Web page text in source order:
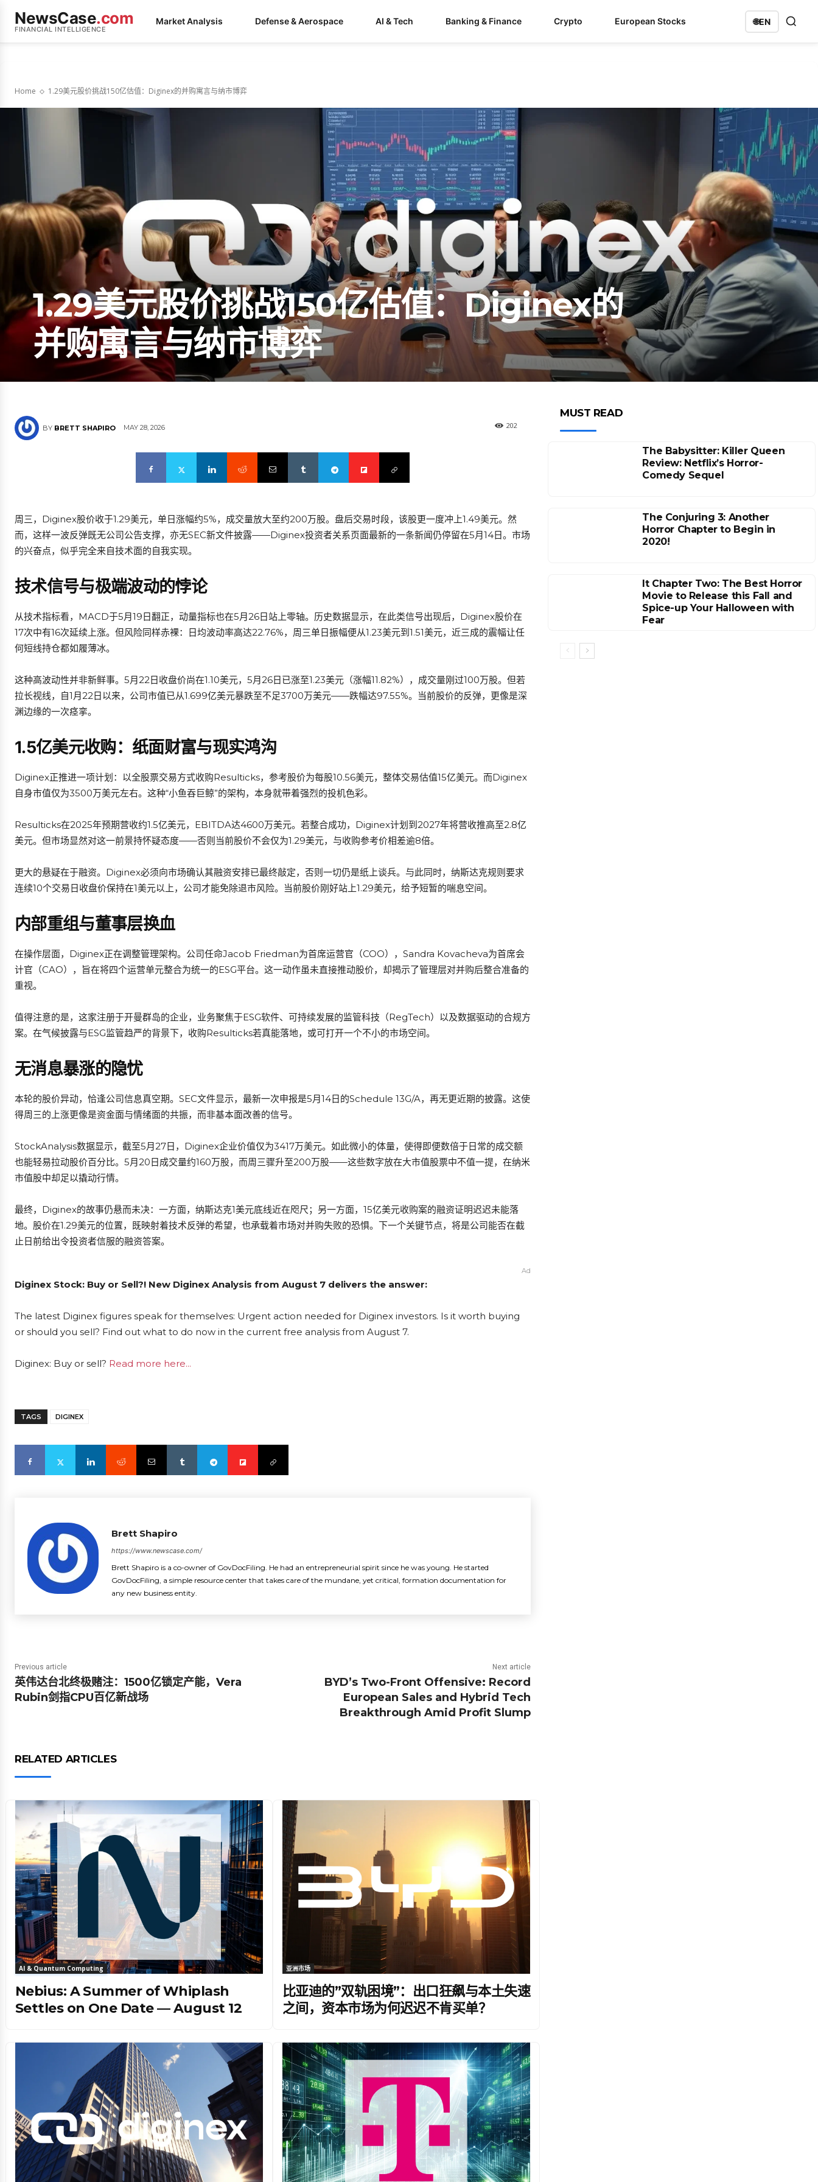
NewsCase.com
FINANCIAL INTELLIGENCE
Market Analysis Defense & Aerospace AI & Tech Banking & Finance Crypto European Stocks 🌐EN
Home 1.29美元股价挑战150亿估值：Diginex的并购寓言与纳市博弈
1.29美元股价挑战150亿估值：Diginex的
并购寓言与纳市博弈
BY BRETT SHAPIRO MAY 28, 2026 202
周三，Diginex股价收于1.29美元，单日涨幅约5%，成交量放大至约200万股。盘后交易时段，该股更一度冲上1.49美元。然
而，这样一波反弹既无公司公告支撑，亦无SEC新文件披露——Diginex投资者关系页面最新的一条新闻仍停留在5月14日。市场
的兴奋点，似乎完全来自技术面的自我实现。
技术信号与极端波动的悖论
从技术指标看，MACD于5月19日翻正，动量指标也在5月26日站上零轴。历史数据显示，在此类信号出现后，Diginex股价在
17次中有16次延续上涨。但风险同样赤裸：日均波动率高达22.76%，周三单日振幅便从1.23美元到1.51美元，近三成的震幅让任
何短线持仓都如履薄冰。
这种高波动性并非新鲜事。5月22日收盘价尚在1.10美元，5月26日已涨至1.23美元（涨幅11.82%），成交量刚过100万股。但若
拉长视线，自1月22日以来，公司市值已从1.699亿美元暴跌至不足3700万美元——跌幅达97.55%。当前股价的反弹，更像是深
渊边缘的一次痉挛。
1.5亿美元收购：纸面财富与现实鸿沟
Diginex正推进一项计划：以全股票交易方式收购Resulticks，参考股价为每股10.56美元，整体交易估值15亿美元。而Diginex
自身市值仅为3500万美元左右。这种“小鱼吞巨鲸”的架构，本身就带着强烈的投机色彩。
Resulticks在2025年预期营收约1.5亿美元，EBITDA达4600万美元。若整合成功，Diginex计划到2027年将营收推高至2.8亿
美元。但市场显然对这一前景持怀疑态度——否则当前股价不会仅为1.29美元，与收购参考价相差逾8倍。
更大的悬疑在于融资。Diginex必须向市场确认其融资安排已最终敲定，否则一切仍是纸上谈兵。与此同时，纳斯达克规则要求
连续10个交易日收盘价保持在1美元以上，公司才能免除退市风险。当前股价刚好站上1.29美元，给予短暂的喘息空间。
内部重组与董事层换血
在操作层面，Diginex正在调整管理架构。公司任命Jacob Friedman为首席运营官（COO），Sandra Kovacheva为首席会
计官（CAO），旨在将四个运营单元整合为统一的ESG平台。这一动作虽未直接推动股价，却揭示了管理层对并购后整合准备的
重视。
值得注意的是，这家注册于开曼群岛的企业，业务聚焦于ESG软件、可持续发展的监管科技（RegTech）以及数据驱动的合规方
案。在气候披露与ESG监管趋严的背景下，收购Resulticks若真能落地，或可打开一个不小的市场空间。
无消息暴涨的隐忧
本轮的股价异动，恰逢公司信息真空期。SEC文件显示，最新一次申报是5月14日的Schedule 13G/A，再无更近期的披露。这使
得周三的上涨更像是资金面与情绪面的共振，而非基本面改善的信号。
StockAnalysis数据显示，截至5月27日，Diginex企业价值仅为3417万美元。如此微小的体量，使得即便数倍于日常的成交额
也能轻易拉动股价百分比。5月20日成交量约160万股，而周三骤升至200万股——这些数字放在大市值股票中不值一提，在纳米
市值股中却足以撬动行情。
最终，Diginex的故事仍悬而未决：一方面，纳斯达克1美元底线近在咫尺；另一方面，15亿美元收购案的融资证明迟迟未能落
地。股价在1.29美元的位置，既映射着技术反弹的希望，也承载着市场对并购失败的恐惧。下一个关键节点，将是公司能否在截
止日前给出令投资者信服的融资答案。
Ad
Diginex Stock: Buy or Sell?! New Diginex Analysis from August 7 delivers the answer:
The latest Diginex figures speak for themselves: Urgent action needed for Diginex investors. Is it worth buying
or should you sell? Find out what to do now in the current free analysis from August 7.
Diginex: Buy or sell? Read more here...
TAGS DIGINEX
Brett Shapiro
https://www.newscase.com/
Brett Shapiro is a co-owner of GovDocFiling. He had an entrepreneurial spirit since he was young. He started
GovDocFiling, a simple resource center that takes care of the mundane, yet critical, formation documentation for
any new business entity.
Previous article
英伟达台北终极赌注：1500亿锁定产能，Vera
Rubin剑指CPU百亿新战场
Next article
BYD’s Two-Front Offensive: Record
European Sales and Hybrid Tech
Breakthrough Amid Profit Slump
RELATED ARTICLES
AI & Quantum Computing
Nebius: A Summer of Whiplash
Settles on One Date — August 12
亚洲市场
比亚迪的”双轨困境”：出口狂飙与本土失速
之间，资本市场为何迟迟不肯买单？
MUST READ
The Babysitter: Killer Queen
Review: Netflix’s Horror-
Comedy Sequel
The Conjuring 3: Another
Horror Chapter to Begin in
2020!
It Chapter Two: The Best Horror
Movie to Release this Fall and
Spice-up Your Halloween with
Fear